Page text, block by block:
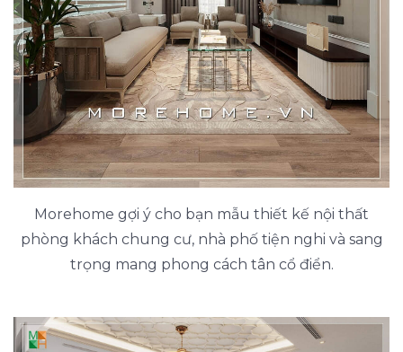
Morehome gợi ý cho bạn mẫu thiết kế nội thất
phòng khách chung cư, nhà phố tiện nghi và sang
trọng mang phong cách tân cổ điển.